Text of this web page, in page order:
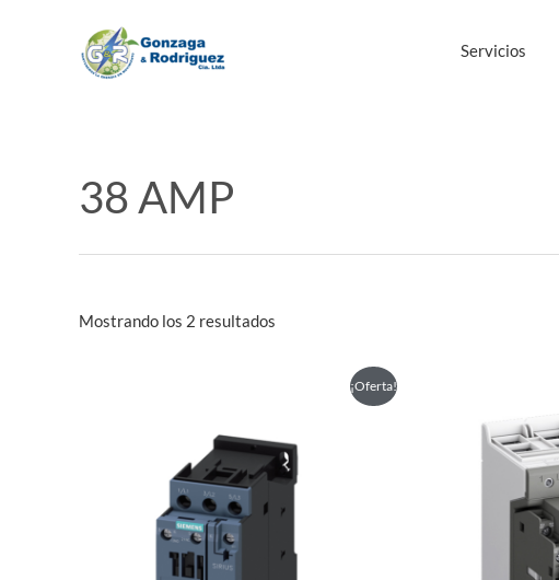
Servicios
38 AMP
Mostrando los 2 resultados
¡Oferta!
tiene
múltiples